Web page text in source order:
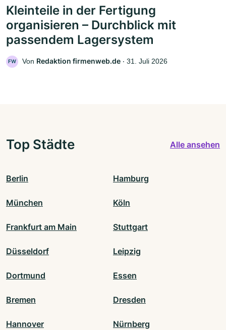
Kleinteile in der Fertigung
organisieren – Durchblick mit
passendem Lagersystem
FW Von Redaktion firmenweb.de ‧ 31. Juli 2026
Top Städte Alle ansehen
Berlin Hamburg
München Köln
Frankfurt am Main Stuttgart
Düsseldorf Leipzig
Dortmund Essen
Bremen Dresden
Hannover Nürnberg